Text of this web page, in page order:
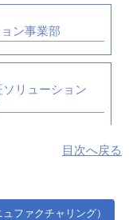
う
ン事業部
ソリューション
目次へ戻る
ュファクチャリング）